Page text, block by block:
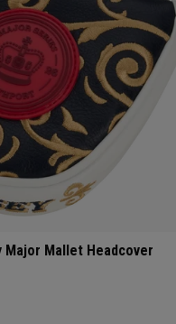
Major Mallet Headcover